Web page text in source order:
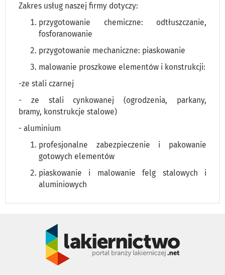
Zakres usług naszej firmy dotyczy:
przygotowanie chemiczne: odtłuszczanie,
fosforanowanie
przygotowanie mechaniczne: piaskowanie
malowanie proszkowe elementów i konstrukcji:
-ze stali czarnej
- ze stali cynkowanej (ogrodzenia, parkany,
bramy, konstrukcje stalowe)
- aluminium
profesjonalne zabezpieczenie i pakowanie
gotowych elementów
piaskowanie i malowanie felg stalowych i
aluminiowych